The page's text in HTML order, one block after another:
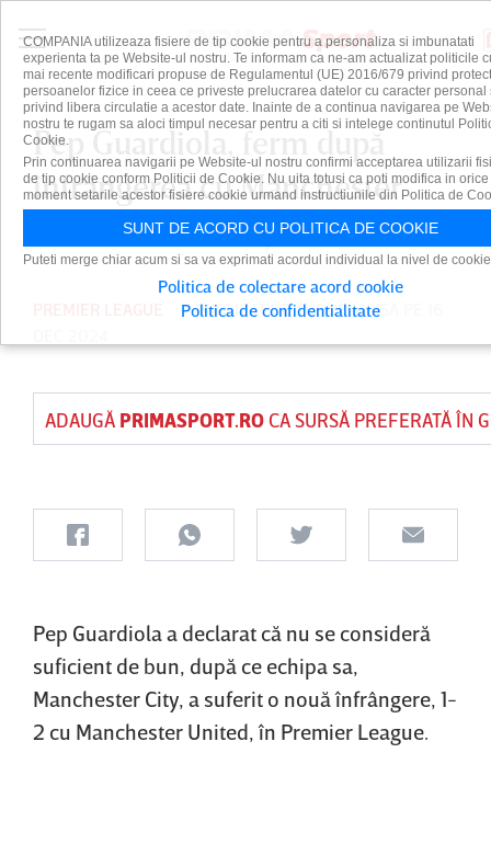
Pep Guardiola, ferm după
înfrângerea cu Manchester
United. "Eu sunt şeful"
PUBLICAT DETUDOR MOISA
ADAUGĂ PRIMASPORT.ROCA SURSĂ PREFERATĂ ÎN
Pep Guardiola a declarat că nu se consideră
suficient de bun, după ce echipa sa,
Manchester City, a suferit o nouă înfrângere, 1-
2 cu Manchester United, în Premier League.
COMPANIA utilizeaza fisiere de tip cookie pentru a personaliza si imbunatati
experienta ta pe Website-ul nostru. Te informam ca ne-am actualizat politicile
mai recente modificari propuse de Regulamentul (UE) 2016/679 privind
persoanelor fizice in ceea ce priveste prelucrarea datelor cu caracter personal
privind libera circulatie a acestor date. Inainte de a continua navigarea pe
nostru te rugam sa aloci timpul necesar pentru a citi si intelege continutul
Cookie.
Prin continuarea navigarii pe Website-ul nostru confirmi acceptarea utilizarii
de tip cookie conform Politicii de Cookie. Nu uita totusi ca poti modifica in orice
moment setarile acestor fisiere cookie urmand instructiunile din Politica de
SUNT DE ACORD CU POLITICA DE COOKIE
Puteti merge chiar acum si sa va exprimati acordul individual la nivel de
Politica de colectare acord cookie
Politica de confidentialitate